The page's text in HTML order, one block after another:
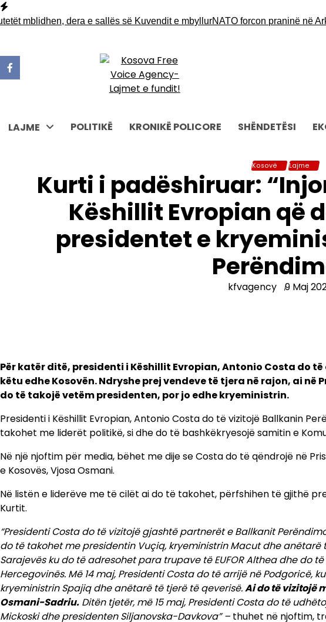
Skip
tomblidhen, dera e sallës së Kuvendit e mbyllur NATO forcon praninë në
LAJME POLITIKË KRONIKË POLICORE SHËNDETËSI
Kosovë Lajme
Kurti i padëshiruar:
Këshillit Evropian që
presidentet e
kfvagency 9 Maj
Për katër ditë, presidenti i Këshillit Evropian, Antonio Costa do
këtu edhe Kosovën. Ndryshe prej vendeve të tjera në rajon, ai
do të takojë vetëm presidenten, por jo edhe kryeministrin.
Presidenti i Këshillit Evropian, Antonio Costa do të vizitojë Ballkanin
takohet me liderët politikë, si dhe do të bashkëkryesojë samitin e
Në një njoftim për media, bëhet me dije se Costa do të qëndrojë në
e Kosovës, Vjosa Osmani.
Në listën e liderëve me të cilët ai do të takohet, përfshihen të gjithë
Kurtit.
“Presidenti Costa do të vizitojë gjashtë partnerët e Ballkanit
do të takohet me presidentin Vuçiq, kryeministrin Macut dhe
Sarajevës ku do të adresohet para trupave të EUFOR Althea dhe do
Hercegovinës. Më 14 maj, Presidenti Costa do të arrijë në Podgoricë,
kryeministrin Spajiq dhe anëtarë të tjerë të qeverisë.Ai do të vizitojë
Osmani-Sadriu. Ditën tjetër, më 15 maj, Presidenti Costa do të
Mickoski dhe presidenten Siljanovska-Davkova” – thuhet në njoftim,